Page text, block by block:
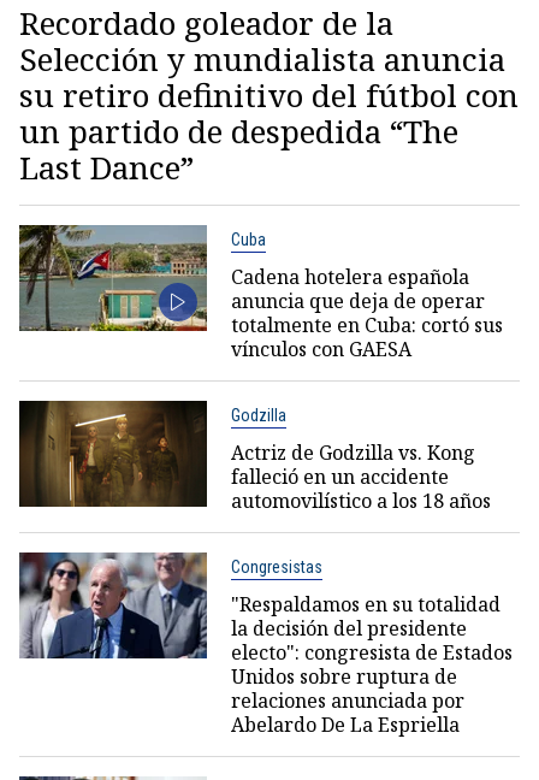
Recordado goleador de la
Selección y mundialista anuncia
su retiro definitivo del fútbol con
un partido de despedida “The
Last Dance”
Cuba
Cadena hotelera española
anuncia que deja de operar
totalmente en Cuba: cortó sus
vínculos con GAESA
Godzilla
Actriz de Godzilla vs. Kong
falleció en un accidente
automovilístico a los 18 años
Congresistas
"Respaldamos en su totalidad
la decisión del presidente
electo": congresista de Estados
Unidos sobre ruptura de
relaciones anunciada por
Abelardo De La Espriella